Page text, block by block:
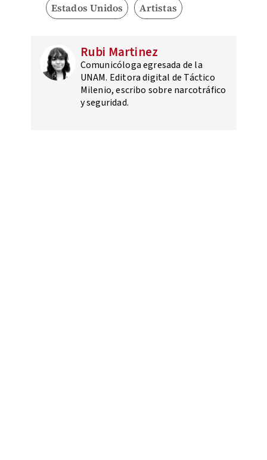
Estados Unidos Artistas
Rubi Martinez
Comunicóloga egresada de la
UNAM. Editora digital de Táctico
Milenio, escribo sobre narcotráfico
y seguridad.